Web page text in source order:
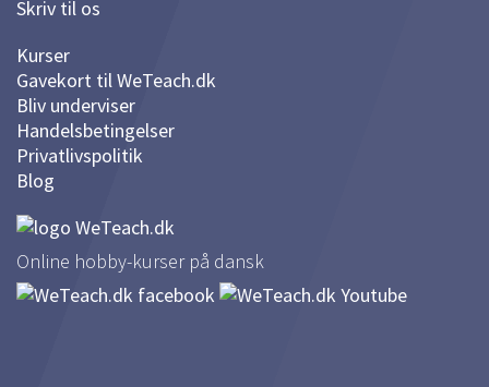
Skriv til os
Kurser
Gavekort til WeTeach.dk
Bliv underviser
Handelsbetingelser
Privatlivspolitik
Blog
Online hobby-kurser på dansk